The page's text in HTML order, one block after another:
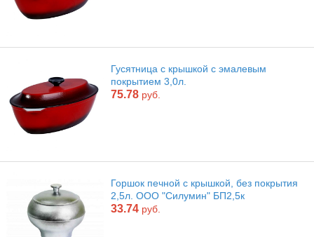
Гусятница с крышкой с эмалевым
покрытием 3,0л.
75.78 руб.
Горшок печной с крышкой, без покрытия
2,5л. ООО "Силумин" БП2,5к
33.74 руб.